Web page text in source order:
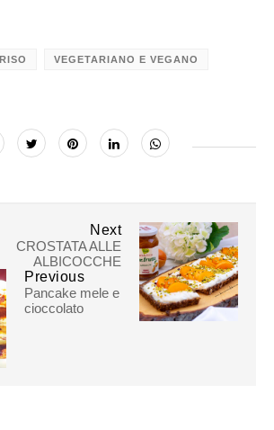
RISO VEGETARIANO E VEGANO
Next
CROSTATA ALLE
ALBICOCCHE
Previous
Pancake mele e
cioccolato